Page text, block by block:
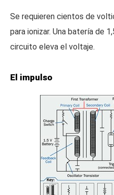
Se requieren cientos de
para ionizar. Una batería de
circuito eleva el voltaje.
El impulso